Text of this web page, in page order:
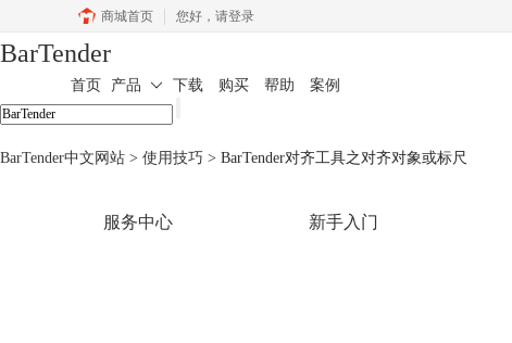
商城首页 您好， 请登录
BarTender
首页 产品 下载 购买 帮助 案例
BarTender中文网站 > 使用技巧 > BarTender对齐工具之对齐对象或标尺
服务中心 新手入门